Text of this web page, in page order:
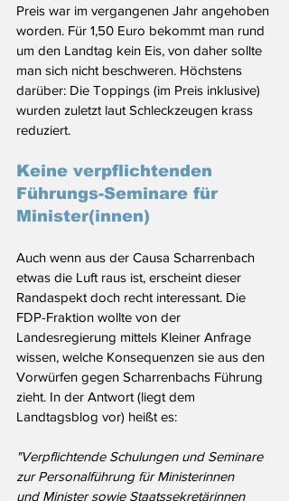
Preis war im vergangenen Jahr angehoben
worden. Für 1,50 Euro bekommt man rund
um den Landtag kein Eis, von daher sollte
man sich nicht beschweren. Höchstens
darüber: Die Toppings (im Preis inklusive)
wurden zuletzt laut Schleckzeugen krass
reduziert.
Keine verpflichtenden
Führungs-Seminare für
Minister(innen)
Auch wenn aus der Causa Scharrenbach
etwas die Luft raus ist, erscheint dieser
Randaspekt doch recht interessant. Die
FDP-Fraktion wollte von der
Landesregierung mittels Kleiner Anfrage
wissen, welche Konsequenzen sie aus den
Vorwürfen gegen Scharrenbachs Führung
zieht. In der Antwort (liegt dem
Landtagsblog vor) heißt es:
"Verpflichtende Schulungen und Seminare
zur Personalführung für Ministerinnen
und Minister sowie Staatssekretärinnen